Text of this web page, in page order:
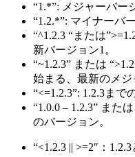
“1.*”: メジャーバー
“1.2.*”: マイナーバ
“^1.2.3 “または
新バージョン1。
“~1.2.3” または
始まる、最新のメジ
“<=1.2.3”: 1.2.3まで
“1.0.0 – 1.2.3” また
のバージョン。
“<1.2.3 || >=2″：